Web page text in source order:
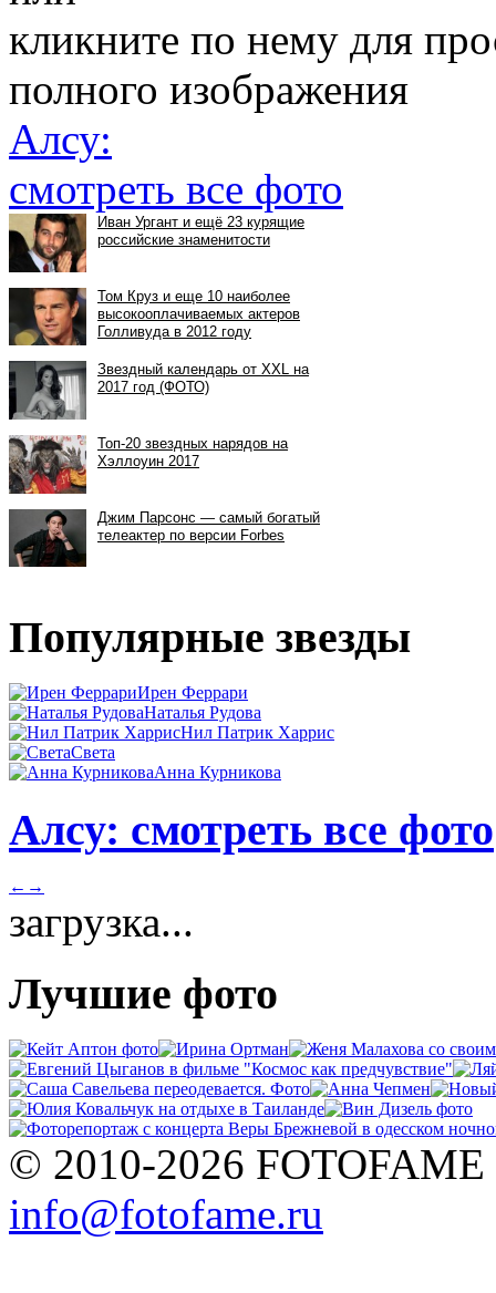
кликните по нему для
полного изображения
Алсу:
смотреть все фото
Популярные звезды
Ирен Феррари
Наталья Рудова
Нил Патрик Харрис
Света
Анна Курникова
Алсу: смотреть все фото
← →
загрузка...
Лучшие фото
© 2010-2026 FOTOFAME
info@fotofame.ru